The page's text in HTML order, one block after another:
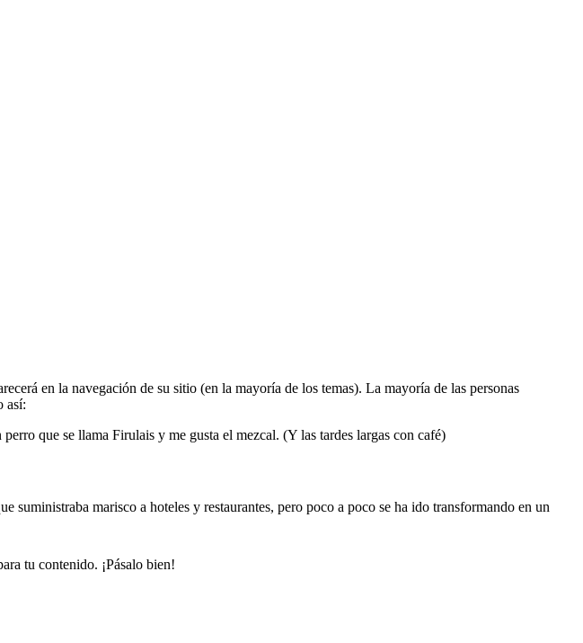
en la navegación de su sitio (en la mayoría de los temas). La mayoría de las personas
así:
que se llama Firulais y me gusta el mezcal. (Y las tardes largas con café)
marisco a hoteles y restaurantes, pero poco a poco se ha ido transformando en un
tu contenido. ¡Pásalo bien!